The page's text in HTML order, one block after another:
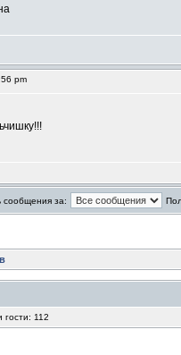
pm
сообщения за:
гости: 112